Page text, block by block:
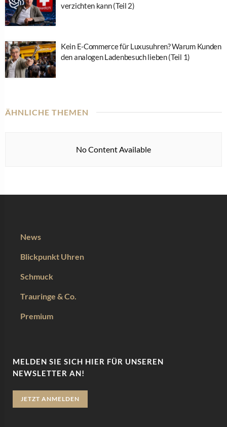
verzichten kann (Teil 2)
Kein E-Commerce für Luxusuhren? Warum Kunden
den analogen Ladenbesuch lieben (Teil 1)
ÄHNLICHE THEMEN
No Content Available
News
Blickpunkt Uhren
Schmuck
Trauringe & Co.
Premium
MELDEN SIE SICH HIER FÜR UNSEREN
NEWSLETTER AN!
JETZT ANMELDEN